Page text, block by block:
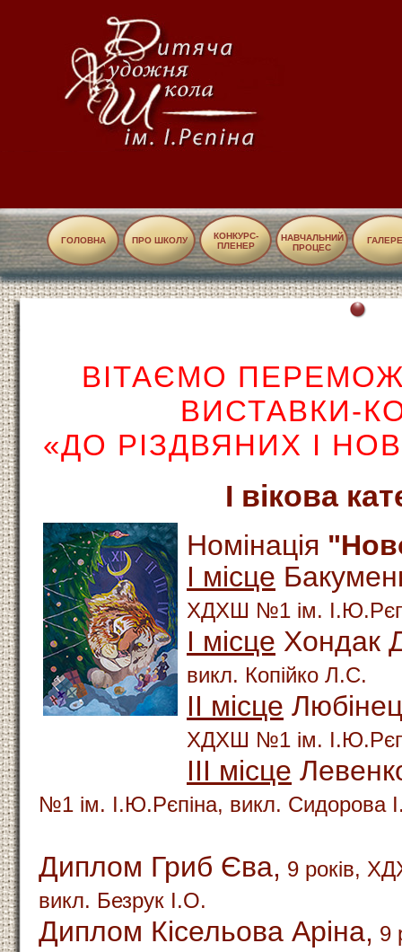
ГОЛОВНА ПРО ШКОЛУ
КОНКУРС-
ПЛЕНЕР
НАВЧАЛЬНИЙ
ПРОЦЕС
ВІТАЄМО
ВИСТАВКИ-
«ДО РІЗДВЯНИХ І
І вікова
Номінація
І місце
ХДХШ №1 ім.
І місце Хондак
викл. Копійко Л.С.
ІІ місце
ХДХШ №1 ім.
ІІІ місце
№1 ім. І.Ю.Рєпіна, викл. Сидорова
Диплом Гриб Єва, 9 років,
викл. Безрук І.О.
Диплом Кісельова Аріна, 9